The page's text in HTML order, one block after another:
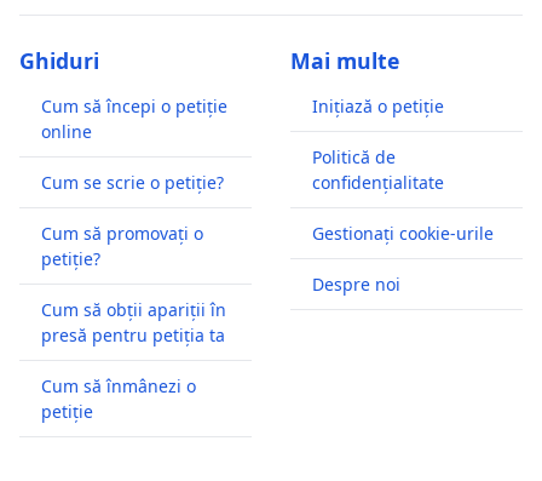
Ghiduri
Cum să începi o petiție
online
Cum se scrie o petiție?
Cum să promovați o
petiție?
Cum să obții apariții în
presă pentru petiția ta
Cum să înmânezi o
petiție
Mai multe
Inițiază o petiție
Politică de
confidențialitate
Gestionați cookie-urile
Despre noi